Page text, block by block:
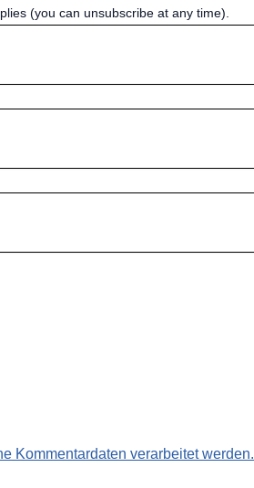
(you can unsubscribe at any time).
Kommentardaten verarbeitet werden.